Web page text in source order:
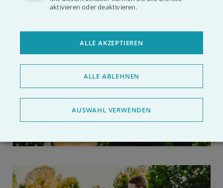
aktivieren oder deaktivieren.
ALLE ABLEHNEN
AUSWAHL VERWENDEN
ALLE AKZEPTIEREN